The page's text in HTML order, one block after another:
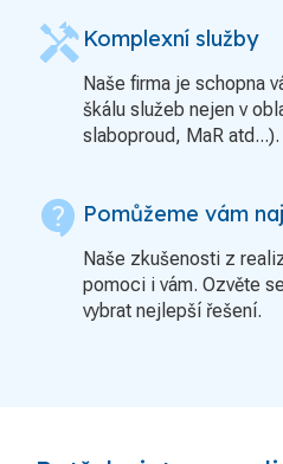
handyman Komplexní služby
Naše firma je schopna
škálu služeb nejen v
slaboproud, MaR atd...).
contact_support Pomůžeme vám
Naše zkušenosti z
pomoci i vám. Ozvěte
vybrat nejlepší řešení.